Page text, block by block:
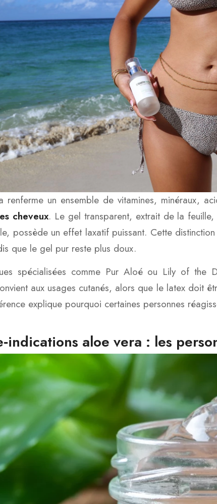
renferme un ensemble de vitamines, minéraux,
cheveux. Le gel transparent, extrait de la
possède un effet laxatif puissant. Cette
que le gel pur reste plus doux.
spécialisées comme Pur Aloé ou Lily of the
aux usages cutanés, alors que le latex doit
explique pourquoi certaines personnes
aloe vera : les